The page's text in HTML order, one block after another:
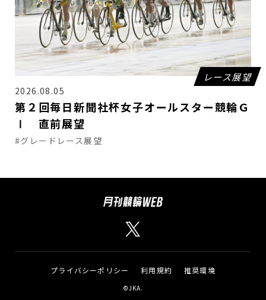
レース展望
2026.08.05
第２回毎日新聞社杯女子オールスター競輪Ｇ
Ⅰ 直前展望
#グレードレース展望
プライバシーポリシー 利用規約 推奨環境
©JKA.